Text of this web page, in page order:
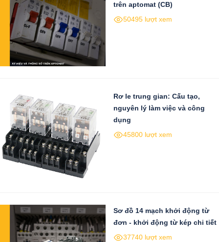
trên aptomat (CB)
50495 lượt xem
Rơ le trung gian: Cấu tạo,
nguyên lý làm việc và công
dụng
45800 lượt xem
Sơ đồ 14 mạch khởi động từ
đơn - khởi động từ kép chi tiết
37740 lượt xem